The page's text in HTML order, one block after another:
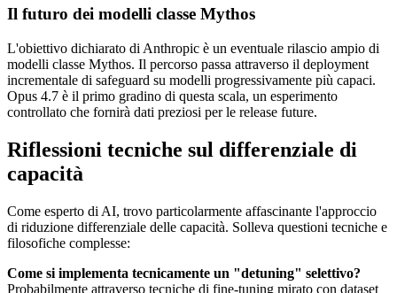
Il futuro dei modelli classe Mythos
L'obiettivo dichiarato di Anthropic è un eventuale rilascio ampio di
modelli classe Mythos. Il percorso passa attraverso il deployment
incrementale di safeguard su modelli progressivamente più capaci.
Opus 4.7 è il primo gradino di questa scala, un esperimento
controllato che fornirà dati preziosi per le release future.
Riflessioni tecniche sul differenziale di
capacità
Come esperto di AI, trovo particolarmente affascinante l'approccio
di riduzione differenziale delle capacità. Solleva questioni tecniche e
filosofiche complesse:
Come si implementa tecnicamente un "detuning" selettivo?
Probabilmente attraverso tecniche di fine-tuning mirato con dataset